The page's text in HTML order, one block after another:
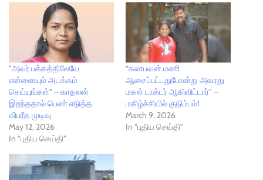
"அவர் பக்கத்திலேயே
என்னையும் அடக்கம்
செய்யுங்கள்" – காதலன்
இறந்ததால் பெண் எடுத்த
விபரீத முடிவு
May 12, 2026
In "புதிய செய்தி"
“கலாபவன் மணி
ஆசைப்பட்டதுபோன்று அவரது
மகள் டாக்டர் ஆகிவிட்டார்” –
மகிழ்ச்சியில் குடும்பம்!
March 9, 2026
In "புதிய செய்தி"